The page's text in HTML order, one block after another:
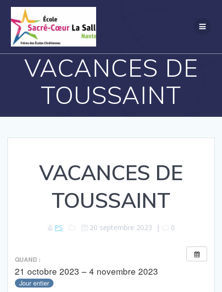
VACANCES DE
TOUSSAINT
VACANCES DE
TOUSSAINT
PS 20 septembre 2023 | 0
QUAND :
21 octobre 2023 – 4 novembre 2023
Jour entier